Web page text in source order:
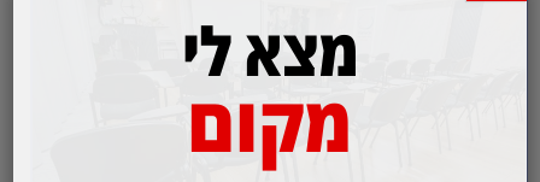
מצא לי
מקום